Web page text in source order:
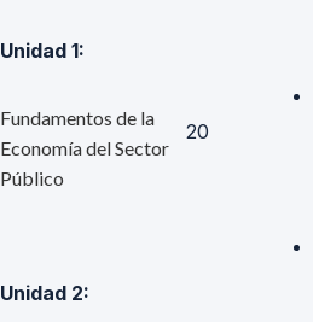
Unidad 1:
Fundamentos de la
Economía del Sector
Público
20
Unidad 2: